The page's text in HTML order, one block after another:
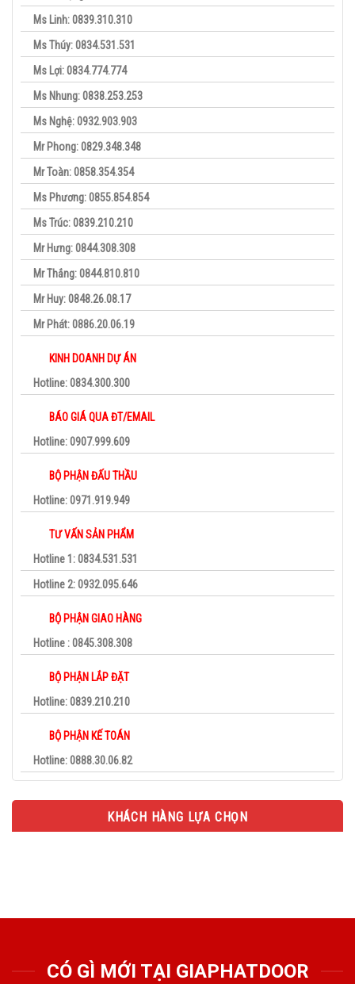
Ms Linh: 0839.310.310
Ms Thúy: 0834.531.531
Ms Lợi: 0834.774.774
Ms Nhung: 0838.253.253
Ms Nghệ: 0932.903.903
Mr Phong: 0829.348.348
Mr Toàn: 0858.354.354
Ms Phương: 0855.854.854
Ms Trúc: 0839.210.210
Mr Hưng: 0844.308.308
Mr Thắng: 0844.810.810
Mr Huy: 0848.26.08.17
Mr Phát: 0886.20.06.19
KINH DOANH DỰ ÁN
Hotline: 0834.300.300
BÁO GIÁ QUA ĐT/EMAIL
Hotline: 0907.999.609
BỘ PHẬN ĐẤU THẦU
Hotline: 0971.919.949
TƯ VẤN SẢN PHẨM
Hotline 1: 0834.531.531
Hotline 2: 0932.095.646
BỘ PHẬN GIAO HÀNG
Hotline : 0845.308.308
BỘ PHẬN LẮP ĐẶT
Hotline: 0839.210.210
BỘ PHẬN KẾ TOÁN
Hotline: 0888.30.06.82
KHÁCH HÀNG LỰA CHỌN
CÓ GÌ MỚI TẠI GIAPHATDOOR